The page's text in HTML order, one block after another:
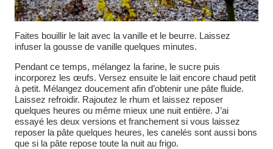
Faites bouillir le lait avec la vanille et le beurre. Laissez
infuser la gousse de vanille quelques minutes.
Pendant ce temps, mélangez la farine, le sucre puis
incorporez les œufs. Versez ensuite le lait encore chaud petit
à petit. Mélangez doucement afin d’obtenir une pâte fluide.
Laissez refroidir. Rajoutez le rhum et laissez reposer
quelques heures ou même mieux une nuit entière. J’ai
essayé les deux versions et franchement si vous laissez
reposer la pâte quelques heures, les canelés sont aussi bons
que si la pâte repose toute la nuit au frigo.